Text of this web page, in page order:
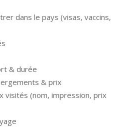
dans le pays (visas, vaccins,
& durée
& prix
visités (nom, impression, prix